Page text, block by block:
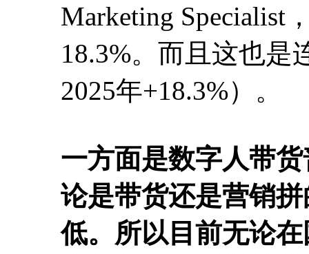
Marketing Specialist
18.3%。而且这也是
2025年+18.3%）。
一方面是数字人带
论是带货还是营销
低。所以目前无论